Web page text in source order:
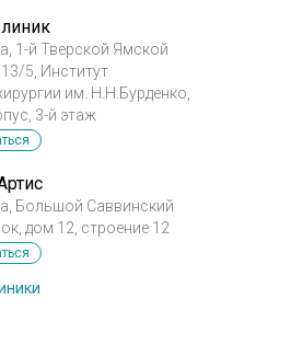
1-й Тверской Ямской
13/5, Институт
им. Н.Н.Бурденко,
3-й этаж
Большой Саввинский
дом 12, строение 12